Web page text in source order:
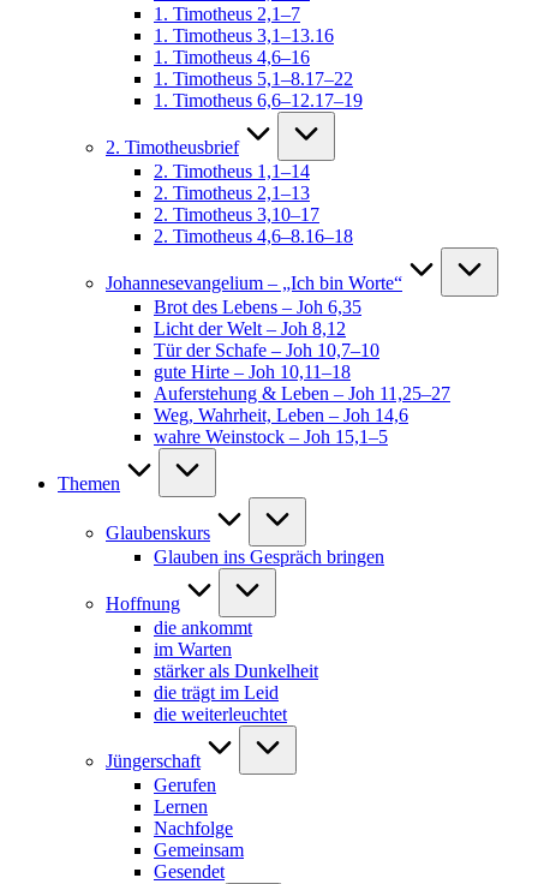
1. Timotheus 2,1–7
1. Timotheus 3,1–13.16
1. Timotheus 4,6–16
1. Timotheus 5,1–8.17–22
1. Timotheus 6,6–12.17–19
2. Timotheusbrief
2. Timotheus 1,1–14
2. Timotheus 2,1–13
2. Timotheus 3,10–17
2. Timotheus 4,6–8.16–18
Johannesevangelium – „Ich bin Worte“
Brot des Lebens – Joh 6,35
Licht der Welt – Joh 8,12
Tür der Schafe – Joh 10,7–10
gute Hirte – Joh 10,11–18
Auferstehung & Leben – Joh 11,25–27
Weg, Wahrheit, Leben – Joh 14,6
wahre Weinstock – Joh 15,1–5
Themen
Glaubenskurs
Glauben ins Gespräch bringen
Hoffnung
die ankommt
im Warten
stärker als Dunkelheit
die trägt im Leid
die weiterleuchtet
Jüngerschaft
Gerufen
Lernen
Nachfolge
Gemeinsam
Gesendet